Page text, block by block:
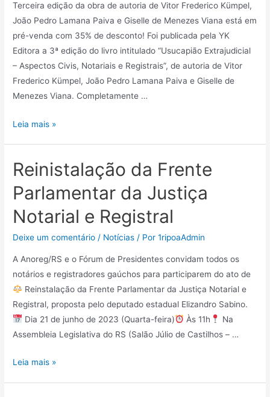
Terceira edição da obra de autoria de Vitor Frederico Kümpel,
João Pedro Lamana Paiva e Giselle de Menezes Viana está em
pré-venda com 35% de desconto! Foi publicada pela YK
Editora a 3ª edição do livro intitulado “Usucapião Extrajudicial
– Aspectos Civis, Notariais e Registrais”, de autoria de Vitor
Frederico Kümpel, João Pedro Lamana Paiva e Giselle de
Menezes Viana. Completamente …
Leia mais »
Reinistalação da Frente
Parlamentar da Justiça
Notarial e Registral
Deixe um comentário / Notícias / Por1ripoaAdmin
A Anoreg/RS e o Fórum de Presidentes convidam todos os
notários e registradores gaúchos para participarem do ato de
Reinstalação da Frente Parlamentar da Justiça Notarial e
Registral, proposta pelo deputado estadual Elizandro Sabino.
Dia 21 de junho de 2023 (Quarta-feira)
Às 11h
Na
Assembleia Legislativa do RS (Salão Júlio de Castilhos – …
Leia mais »